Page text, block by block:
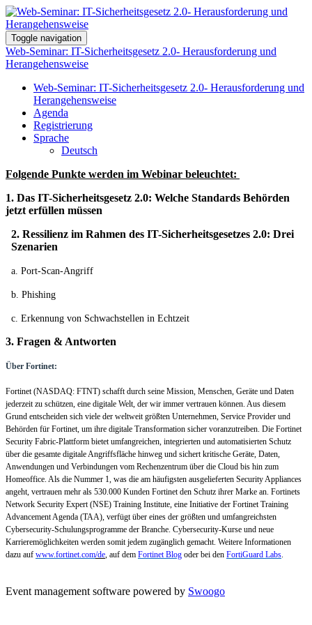
Toggle navigation
Web-Seminar: IT-Sicherheitsgesetz 2.0- Herausforderung und
Herangehensweise
Web-Seminar: IT-Sicherheitsgesetz 2.0- Herausforderung und
Herangehensweise
Agenda
Registrierung
Sprache
Deutsch
Folgende Punkte werden im Webinar beleuchtet:
1. Das IT-Sicherheitsgesetz 2.0: Welche Standards Behörden
jetzt erfüllen müssen
2. Ressilienz im Rahmen des IT-Sicherheitsgesetzes 2.0: Drei
Szenarien
a. Port-Scan-Angriff
b. Phishing
c. Erkennung von Schwachstellen in Echtzeit
3. Fragen & Antworten
Über Fortinet:
Fortinet (NASDAQ: FTNT) schafft durch seine Mission, Menschen, Geräte und Daten
jederzeit zu schützen, eine digitale Welt, der wir immer vertrauen können. Aus diesem
Grund entscheiden sich viele der weltweit größten Unternehmen, Service Provider und
Behörden für Fortinet, um ihre digitale Transformation sicher voranzutreiben. Die Fortinet
Security Fabric-Plattform bietet umfangreichen, integrierten und automatisierten Schutz
über die gesamte digitale Angriffsfläche hinweg und sichert kritische Geräte, Daten,
Anwendungen und Verbindungen vom Rechenzentrum über die Cloud bis hin zum
Homeoffice. Als die Nummer 1, was die am häufigsten ausgelieferten Security Appliances
angeht, vertrauen mehr als 530.000 Kunden Fortinet den Schutz ihrer Marke an. Fortinets
Network Security Expert (NSE) Training Institute, eine Initiative der Fortinet Training
Advancement Agenda (TAA), verfügt über eines der größten und umfangreichsten
Cybersecurity-Schulungsprogramme der Branche. Cybersecurity-Kurse und neue
Karrieremöglichkeiten werden somit jedem zugänglich gemacht. Weitere Informationen
dazu auf www.fortinet.com/de, auf dem Fortinet Blog oder bei den FortiGuard Labs.
Event management software powered by Swoogo